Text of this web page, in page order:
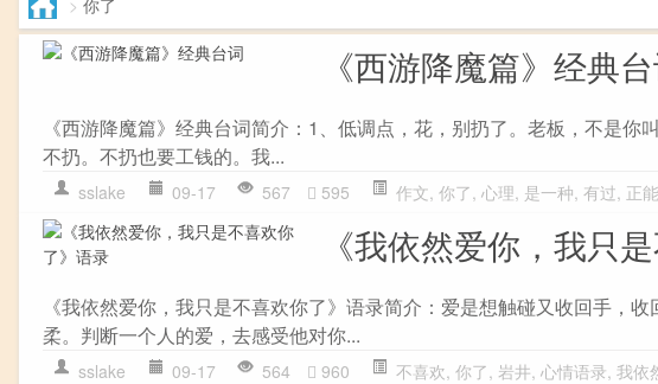
《西游降魔篇》经典
《西游降魔篇》经典台词简介：1、低调点，花，别扔了。老板，不是
不扔。不扔也要工钱的。我...
sslake 09-17 567 595 作文, 你了, 心理, 是一种, 有过, 正
《我依然爱你，我只
《我依然爱你，我只是不喜欢你了》语录简介：爱是想触碰又收回手，
柔。判断一个人的爱，去感受他对你...
sslake 09-17 564 960 不喜欢, 你了, 岩井, 心情语录, 我依